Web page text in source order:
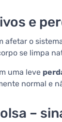
e
afetar o
se limpa
uma leve
normal e
–